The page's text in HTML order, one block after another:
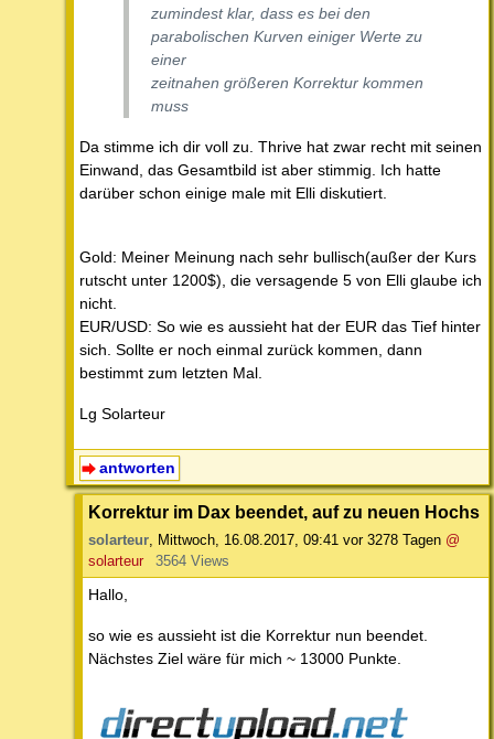
zumindest klar, dass es bei den
parabolischen Kurven einiger Werte zu
einer
zeitnahen größeren Korrektur kommen
muss
Da stimme ich dir voll zu. Thrive hat zwar recht mit seinen
Einwand, das Gesamtbild ist aber stimmig. Ich hatte
darüber schon einige male mit Elli diskutiert.
Gold: Meiner Meinung nach sehr bullisch(außer der Kurs
rutscht unter 1200$), die versagende 5 von Elli glaube ich
nicht.
EUR/USD: So wie es aussieht hat der EUR das Tief hinter
sich. Sollte er noch einmal zurück kommen, dann
bestimmt zum letzten Mal.
Lg Solarteur
antworten
Korrektur im Dax beendet, auf zu neuen Hochs
solarteur Mittwoch, 16.08.2017, 09:41 vor 3278 Tagen @
solarteur
3564 Views
Hallo,
so wie es aussieht ist die Korrektur nun beendet.
Nächstes Ziel wäre für mich ~ 13000 Punkte.